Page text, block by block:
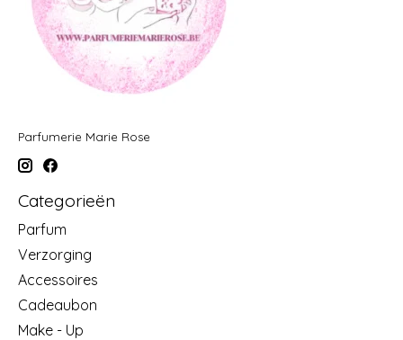
Parfumerie Marie Rose
Categorieën
Parfum
Verzorging
Accessoires
Cadeaubon
Make - Up